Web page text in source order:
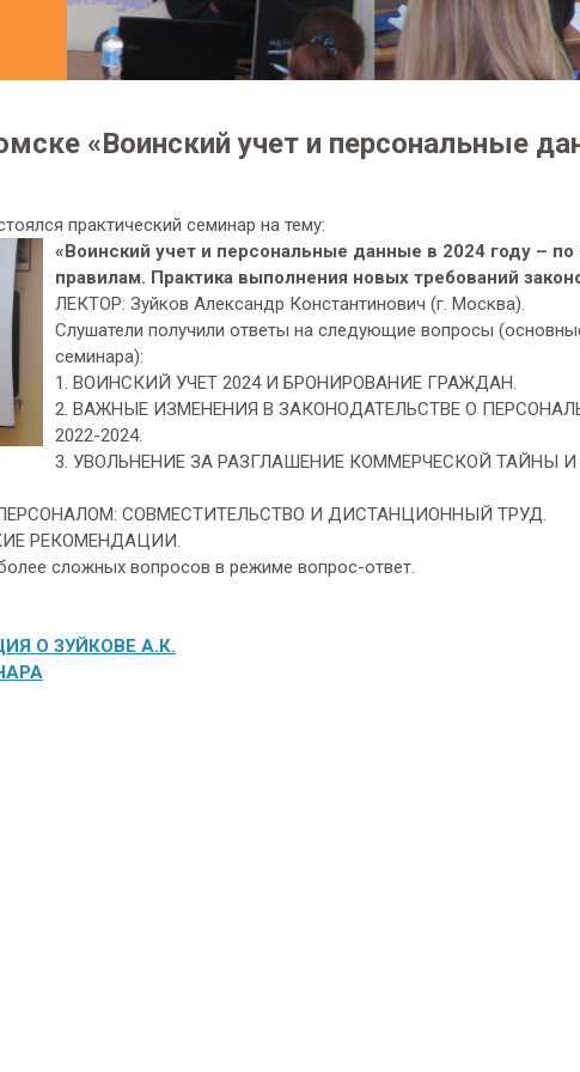
«Воинский учет и персональные
практический семинар на тему:
«Воинский учет и персональные данные в 2024 году –
правилам. Практика выполнения новых требований
ЛЕКТОР: Зуйков Александр Константинович (г. Москва).
Слушатели получили ответы на следующие вопросы
семинара):
1. ВОИНСКИЙ УЧЕТ 2024 И БРОНИРОВАНИЕ ГРАЖДАН.
2. ВАЖНЫЕ ИЗМЕНЕНИЯ В ЗАКОНОДАТЕЛЬСТВЕ О
2022-2024.
3. УВОЛЬНЕНИЕ ЗА РАЗГЛАШЕНИЕ КОММЕРЧЕСКОЙ ТАЙНЫ И
СОВМЕСТИТЕЛЬСТВО И ДИСТАНЦИОННЫЙ ТРУД.
РЕКОМЕНДАЦИИ.
сложных вопросов в режиме вопрос-ответ.
О ЗУЙКОВЕ А.К.